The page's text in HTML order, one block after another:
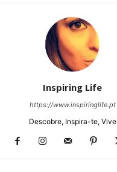
Inspiring Life
https://www.inspiringlife.pt
Descobre, Inspira-te, Vive